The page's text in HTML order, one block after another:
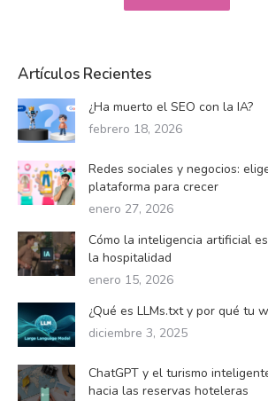
en
de
Las
la
Artículos Recientes
¿Ha muerto el SEO con la IA?
febrero 18, 2026
Redes sociales y negocios:
plataforma para crecer
enero 27, 2026
Cómo la inteligencia artificial
la hospitalidad
enero 15, 2026
¿Qué es LLMs.txt y por qué tu
diciembre 3, 2025
ChatGPT y el turismo
hacia las reservas hoteleras